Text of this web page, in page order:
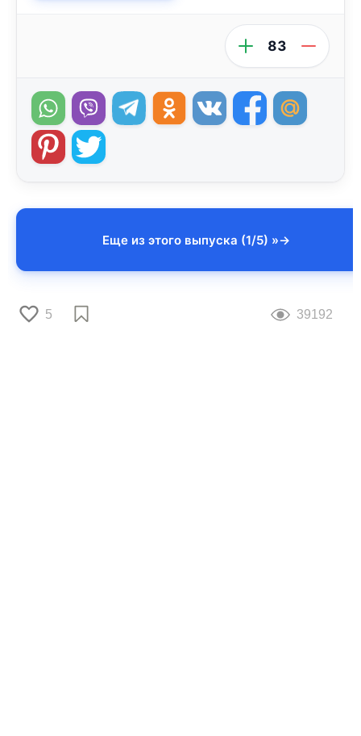
83
Еще из этого выпуска (1/5) »
5 39192